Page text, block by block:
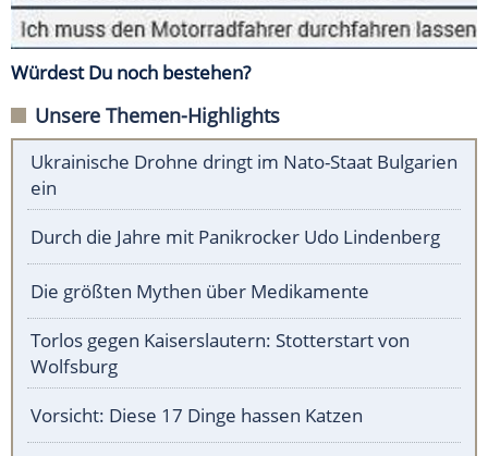
Würdest Du noch bestehen?
Unsere Themen-Highlights
Ukrainische Drohne dringt im Nato-Staat Bulgarien
ein
Durch die Jahre mit Panikrocker Udo Lindenberg
Die größten Mythen über Medikamente
Torlos gegen Kaiserslautern: Stotterstart von
Wolfsburg
Vorsicht: Diese 17 Dinge hassen Katzen